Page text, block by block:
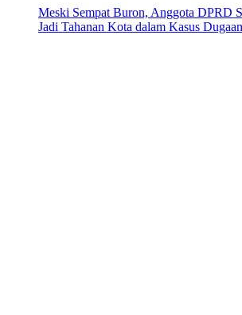
Meski Sempat Buron, Anggota DPRD
Jadi Tahanan Kota dalam Kasus